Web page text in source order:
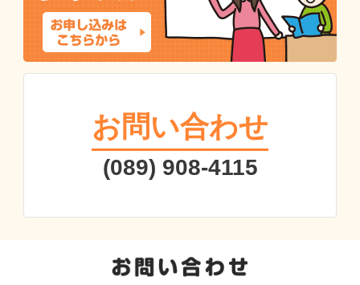
お問い合わせ
(089) 908-4115